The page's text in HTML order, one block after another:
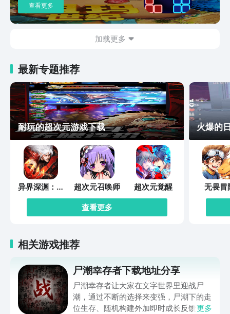
查看更多
加载更多
最新专题推荐
耐玩的超次元游戏下载
异界深渊：觉
醒
超次元召唤师
超次元觉醒
查看更多
火爆的
无畏冒
相关游戏推荐
尸潮幸存者下载地址分享
尸潮幸存者让大家在文字世界里迎战尸
潮，通过不断的选择来变强，尸潮下的走
位生存、随机构建外加即时成长反馈，让
更多